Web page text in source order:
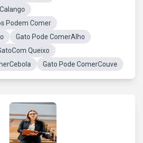
Podem Comer
Gato Pode ComerAlho
Queixo
Gato Pode ComerCouve